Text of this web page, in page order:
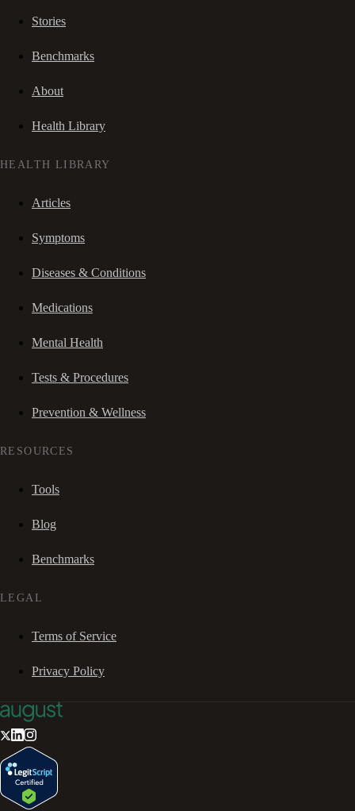
Stories
Benchmarks
About
Health Library
HEALTH LIBRARY
Articles
Symptoms
Diseases & Conditions
Medications
Mental Health
Tests & Procedures
Prevention & Wellness
RESOURCES
Tools
Blog
Benchmarks
LEGAL
Terms of Service
Privacy Policy